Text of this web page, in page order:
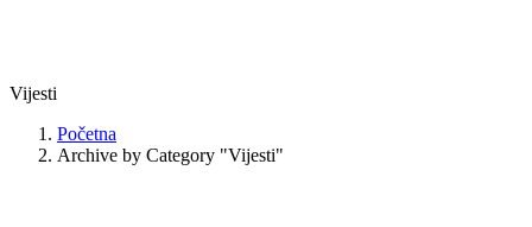
Vijesti
Početna
Archive by Category "Vijesti"